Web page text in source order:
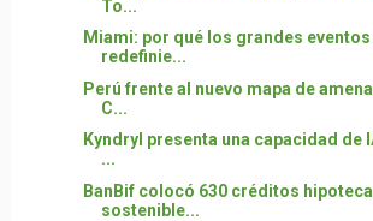
To...
Miami: por qué los grandes eventos
redefinie...
Perú frente al nuevo mapa de
C...
Kyndryl presenta una capacidad de
...
BanBif colocó 630 créditos
sostenible...